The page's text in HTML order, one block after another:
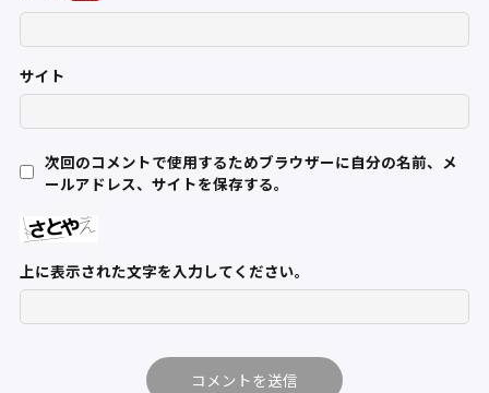
サイト
次回のコメントで使用するためブラウザーに自分の名前、メ
ールアドレス、サイトを保存する。
上に表示された文字を入力してください。